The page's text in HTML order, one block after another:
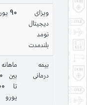
ویزای
دیجیتال
نومد
بلند‌مدت
90 یورو
بیمه
درمانی
ماهانه
یورو